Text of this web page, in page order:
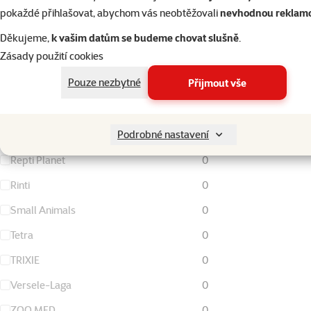
pokaždé přihlašovat, abychom vás neobtěžovalinevhodnou
Děkujeme,k vašim datům se budeme chovat slušně.
Zásady použití cookies
Pouze nezbytné
Přijmout vše
Podrobné nastavení
FURminator
0
Living World
0
Magic Cat
0
0
Repti Planet
0
Rinti
0
Small Animals
0
Tetra
0
TRIXIE
0
Versele-Laga
0